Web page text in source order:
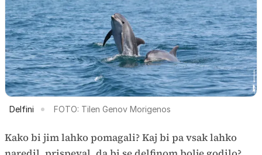
Delfini FOTO: Tilen Genov Morigenos
Kako bi jim lahko pomagali? Kaj bi pa vsak lahko